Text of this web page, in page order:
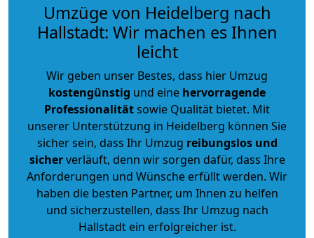
Umzüge von Heidelberg nach
Hallstadt: Wir machen es Ihnen
leicht
Wir geben unser Bestes, dass hier Umzug
kostengünstig und eine hervorragende
Professionalitätsowie Qualität bietet. Mit
unserer Unterstützung in Heidelberg können Sie
sicher sein, dass Ihr Umzug reibungslos und
sicherverläuft, denn wir sorgen dafür, dass Ihre
Anforderungen und Wünsche erfüllt werden. Wir
haben die besten Partner, um Ihnen zu helfen
und sicherzustellen, dass Ihr Umzug nach
Hallstadt ein erfolgreicher ist.